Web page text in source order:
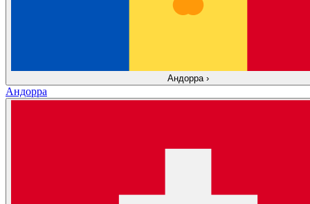
Андорра ›
Андорра